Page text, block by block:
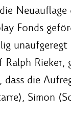
Neuauflage
Fonds
unaufgeregt
Rieker,
die
Simon